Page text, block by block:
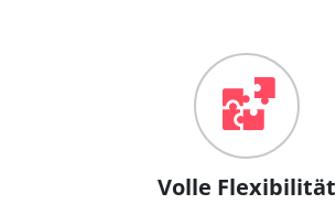
Volle Flexibilität